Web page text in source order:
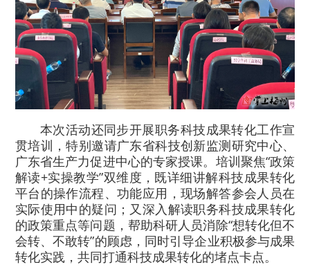
本次活动还同步开展职务科技成果转化工作宣
贯培训，特别邀请广东省科技创新监测研究中心、
广东省生产力促进中心的专家授课。培训聚焦“政策
解读+实操教学”双维度，既详细讲解科技成果转化
平台的操作流程、功能应用，现场解答参会人员在
实际使用中的疑问；又深入解读职务科技成果转化
的政策重点等问题，帮助科研人员消除“想转化但不
会转、不敢转”的顾虑，同时引导企业积极参与成果
转化实践，共同打通科技成果转化的堵点卡点。